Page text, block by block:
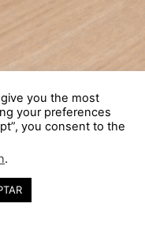
you the most
your preferences
you consent to the
.